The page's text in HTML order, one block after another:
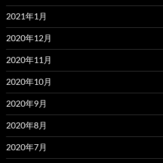
2021年1月
2020年12月
2020年11月
2020年10月
2020年9月
2020年8月
2020年7月